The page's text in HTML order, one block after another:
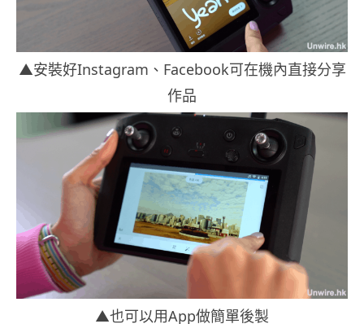
▲安裝好Instagram、Facebook可在機內直接分享
作品
▲也可以用App做簡單後製